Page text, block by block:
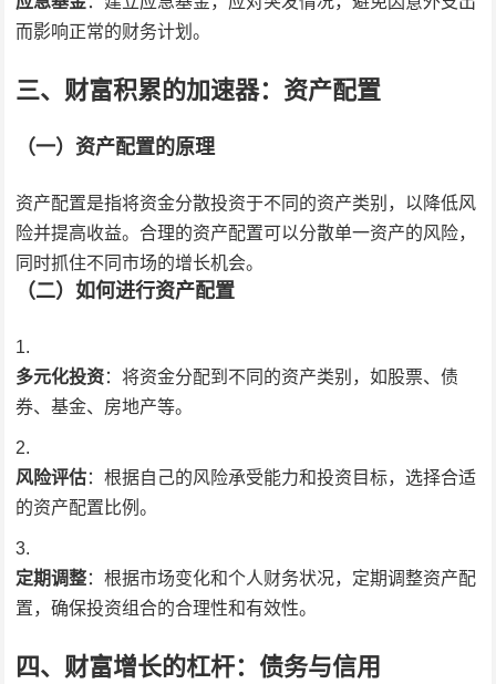
而影响正常的财务计划。
三、财富积累的加速器：资产配置
（一）资产配置的原理
资产配置是指将资金分散投资于不同的资产类别，以降低风
险并提高收益。合理的资产配置可以分散单一资产的风险，
同时抓住不同市场的增长机会。
（二）如何进行资产配置
多元化投资：将资金分配到不同的资产类别，如股票、债
券、基金、房地产等。
风险评估：根据自己的风险承受能力和投资目标，选择合适
的资产配置比例。
定期调整：根据市场变化和个人财务状况，定期调整资产配
置，确保投资组合的合理性和有效性。
四、财富增长的杠杆：债务与信用